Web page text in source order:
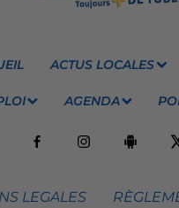
ACTUS LOCALES
AGENDA
LEGALES